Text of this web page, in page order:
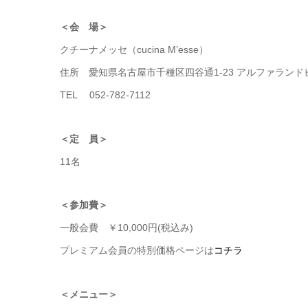
＜会 場＞
クチーナメッセ（cucina M’esse）
住所 愛知県名古屋市千種区四谷通1-23 アルファランド
TEL 052-782-7112
＜定 員＞
11名
＜参加費＞
一般会費 ￥10,000円(税込み)
プレミアム会員の特別価格ページはコチラ
＜メニュー＞